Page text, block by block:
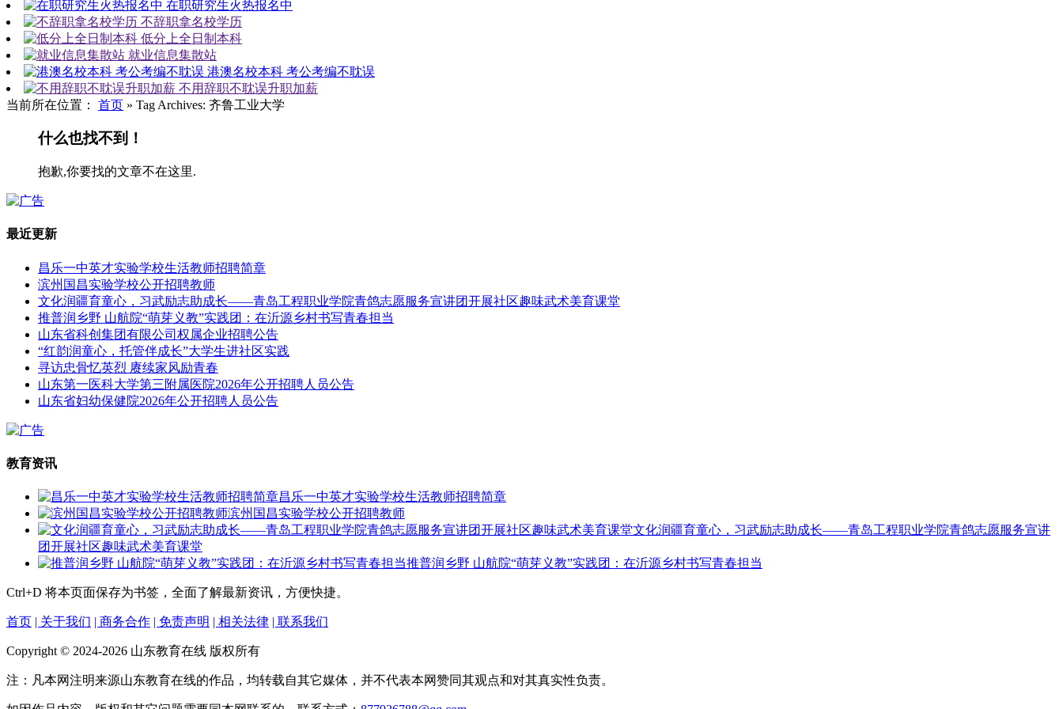
在职研究生火热报名中
不辞职拿名校学历
低分上全日制本科
就业信息集散站
港澳名校本科 考公考编不耽误
不用辞职不耽误升职加薪
当前所在位置： 首页 » Tag Archives: 齐鲁工业大学
什么也找不到！
抱歉,你要找的文章不在这里.
最近更新
昌乐一中英才实验学校生活教师招聘简章
滨州国昌实验学校公开招聘教师
文化润疆育童心，习武励志助成长——青岛工程职业学院青鸽志愿服务宣讲团开展社区趣味武术美育课堂
推普润乡野 山航院“萌芽义教”实践团：在沂源乡村书写青春担当
山东省科创集团有限公司权属企业招聘公告
“红韵润童心，托管伴成长”大学生进社区实践
寻访忠骨忆英烈 赓续家风励青春
山东第一医科大学第三附属医院2026年公开招聘人员公告
山东省妇幼保健院2026年公开招聘人员公告
教育资讯
昌乐一中英才实验学校生活教师招聘简章
滨州国昌实验学校公开招聘教师
文化润疆育童心，习武励志助成长——青岛工程职业学院青鸽志愿服务宣讲
团开展社区趣味武术美育课堂
推普润乡野 山航院“萌芽义教”实践团：在沂源乡村书写青春担当
Ctrl+D 将本页面保存为书签，全面了解最新资讯，方便快捷。
首页 | 关于我们 | 商务合作 | 免责声明 | 相关法律 | 联系我们
Copyright © 2024-2026 山东教育在线 版权所有
注：凡本网注明来源山东教育在线的作品，均转载自其它媒体，并不代表本网赞同其观点和对其真实性负责。